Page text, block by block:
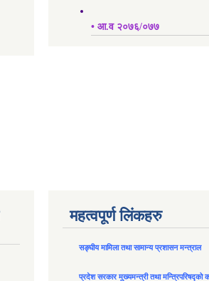
• आ.व २०७६/०७७
महत्वपूर्ण लिंकहरु
सङ्घीय मामिला तथा सामान्य प्रशासन मन्त्राल
प्रदेश सरकार मुख्यमन्त्री तथा मन्त्रिपरिषद्को